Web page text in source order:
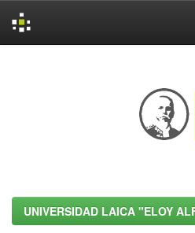
UNIVERSIDAD LAICA "ELOY